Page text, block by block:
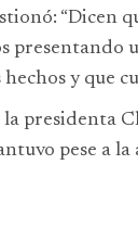
“Dicen
presentando
y que
presidenta
pese a